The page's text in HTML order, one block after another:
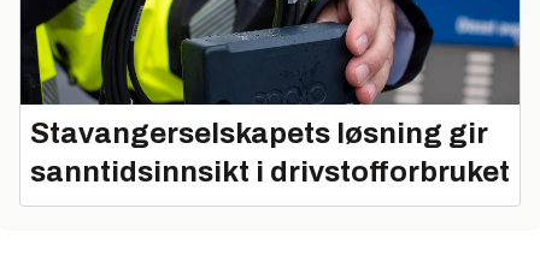
Stavangerselskapets løsning gir
sanntidsinnsikt i drivstofforbruket